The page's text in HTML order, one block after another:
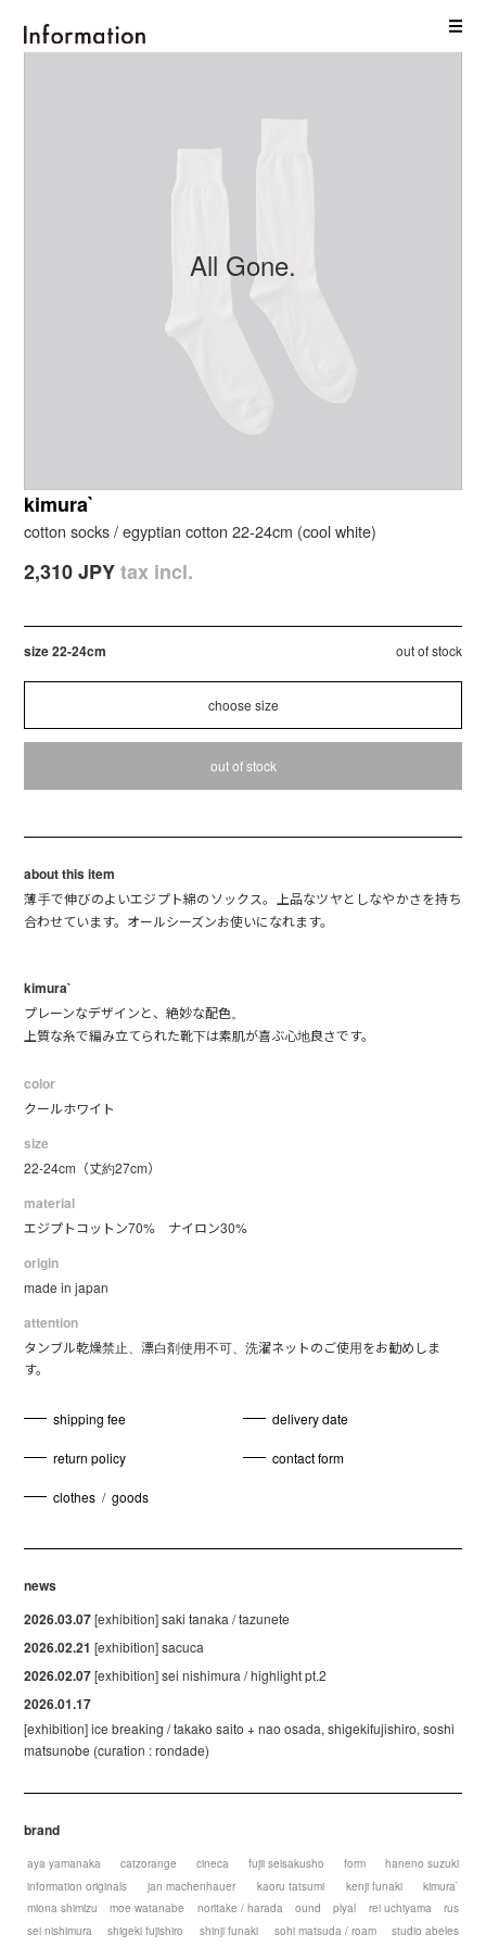
kimura`
cotton socks / egyptian cotton 22-24cm (cool white)
2,310 JPYtax incl.
size 22-24cm out of stock
out of stock
about this item
薄手で伸びのよいエジプト綿のソックス。上品なツヤとしなやかさを持ち
合わせています。オールシーズンお使いになれます。
kimura`
プレーンなデザインと、絶妙な配色。
上質な糸で編み立てられた靴下は素肌が喜ぶ心地良さです。
color
クールホワイト
size
22-24cm（丈約27cm）
material
エジプトコットン70% ナイロン30%
origin
made in japan
attention
タンブル乾燥禁止、漂白剤使用不可、洗濯ネットのご使用をお勧めしま
す。
shipping fee delivery date
return policy contact form
clothes / goods
news
2026.03.07[exhibition] saki tanaka / tazunete
2026.02.21 [exhibition] sacuca
2026.02.07[exhibition] sei nishimura / highlight pt.2
2026.01.17
[exhibition] ice breaking / takako saito + nao osada, shigekifujishiro, soshi
matsunobe (curation : rondade)
brand
aya yamanaka catzorange cineca fujii seisakusho form
haneno suzuki
information originals
jan machenhauer kaoru tatsumi kenji funaki
kimura`
miona shimizu
moe watanabe noritake / harada ound plyal rei uchiyama
rus
sei nishimura
shigeki fujishiro shinji funaki sohi matsuda / roam
studio abeles